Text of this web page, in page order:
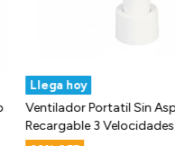
Llega hoy
Ventilador Portatil Sin
Recargable 3